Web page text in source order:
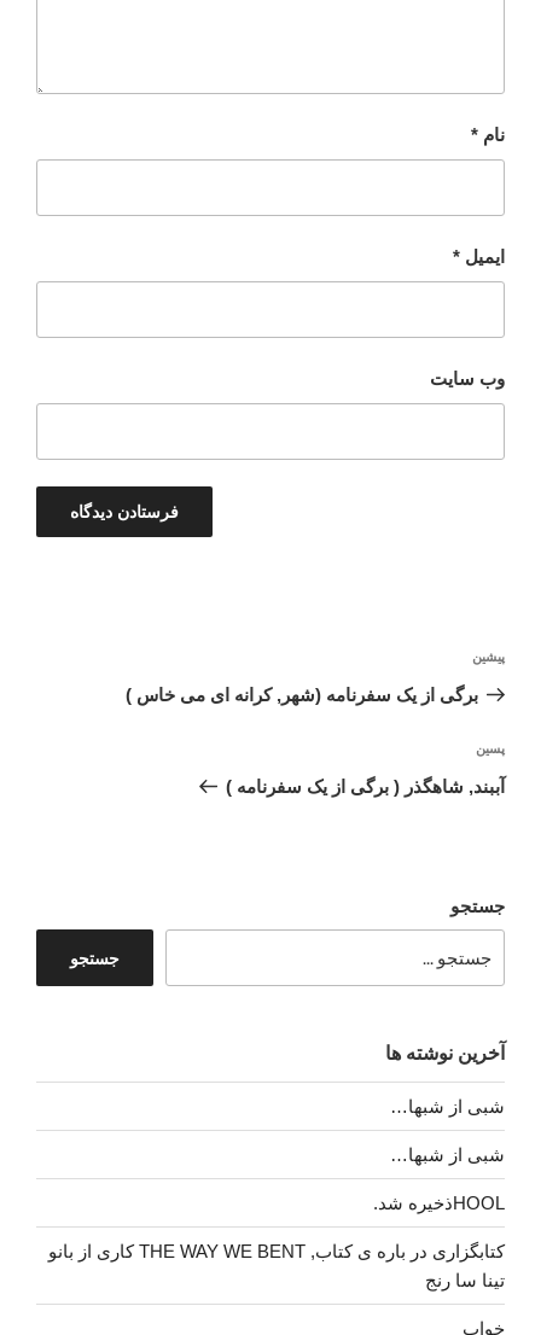
نام *
ایمیل *
وب‌ سایت
نوشته
قبلی
پیشین
برگی از یک سفرنامه (شهر, کرانه ای می خاس )
نوشته‌ٔ
بعدی
پسین
آببند, شاهگذر ( برگی از یک سفرنامه )
جستجو
جستجو
آخرین نوشته ها
شبی از شبها…
شبی از شبها…
HOOLذخیره شد.
کتابگزاری در باره ی کتاب, THE WAY WE BENT کاری از بانو
تینا سا رنج
خواب